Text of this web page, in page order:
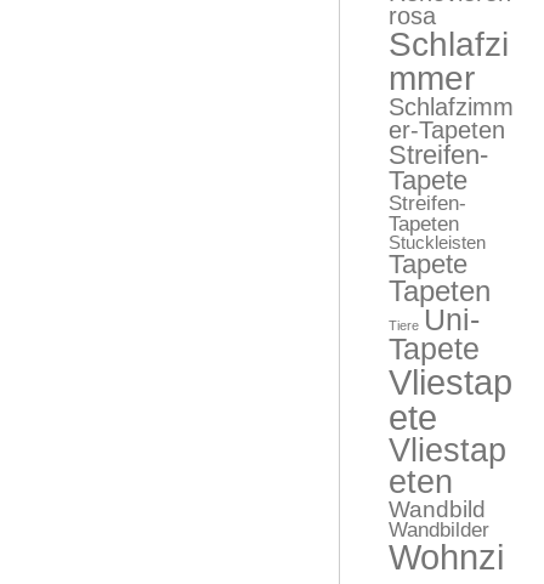
rosa
Schlafzi
mmer
Schlafzimm
er-Tapeten
Streifen-
Tapete
Streifen-
Tapeten
Stuckleisten
Tapete
Tapeten
Tiere Uni-
Tapete
Vliestap
ete
Vliestap
eten
Wandbild
Wandbilder
Wohnzi